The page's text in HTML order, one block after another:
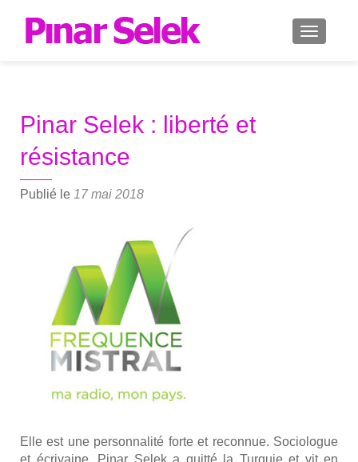
Pinar Selek : liberté et
résistance
Publié le 17 mai 2018
Elle est une per­son­na­li­té forte et recon­nue. Socio­logue
et écri­vaine, Pinar Selek a quit­té la Tur­quie et vit en